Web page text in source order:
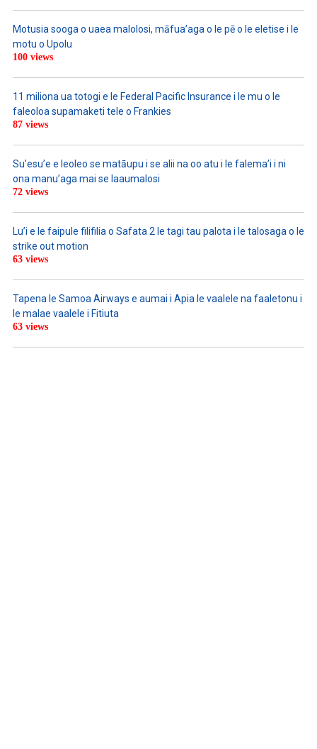
Motusia sooga o uaea malolosi, māfua’aga o le pē o le eletise i le
motu o Upolu
100 views
11 miliona ua totogi e le Federal Pacific Insurance i le mu o le
faleoloa supamaketi tele o Frankies
87 views
Su’esu’e e leoleo se matāupu i se alii na oo atu i le falema’i i ni
ona manu’aga mai se laaumalosi
72 views
Lu’i e le faipule filifilia o Safata 2 le tagi tau palota i le talosaga o le
strike out motion
63 views
Tapena le Samoa Airways e aumai i Apia le vaalele na faaletonu i
le malae vaalele i Fitiuta
63 views